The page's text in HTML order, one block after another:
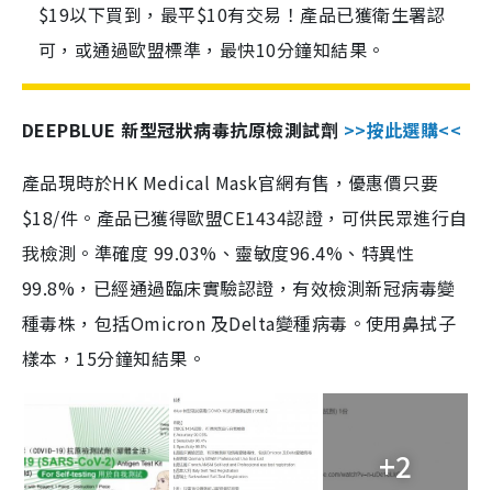
$19以下買到，最平$10有交易！產品已獲衛生署認
可，或通過歐盟標準，最快10分鐘知結果。
DEEPBLUE 新型冠狀病毒抗原檢測試劑 >>按此選購<<
產品現時於HK Medical Mask官網有售，優惠價只要
$18/件。產品已獲得歐盟CE1434認證，可供民眾進行自
我檢測。準確度 99.03%、靈敏度96.4%、特異性
99.8%，已經通過臨床實驗認證，有效檢測新冠病毒變
種毒株，包括Omicron 及Delta變種病毒。使用鼻拭子
樣本，15分鐘知結果。
+2